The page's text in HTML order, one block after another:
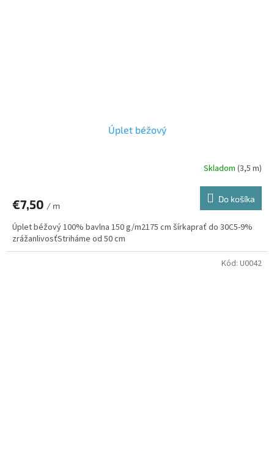
Úplet béžový
Skladom (3,5 m)
€7,50 / m
Do košíka
Úplet béžový 100% bavlna 150 g/m2175 cm šírkaprať do 30C5-9%
zrážanlivosťStriháme od 50 cm
Kód: U0042